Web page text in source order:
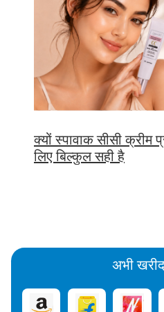
क्यों स्पावाक सीसी
लिए बिल्कुल सही है
अभी